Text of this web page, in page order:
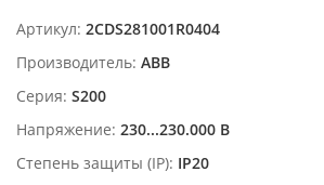
Артикул: 2CDS281001R0404
Производитель: ABB
Серия: S200
Напряжение: 230...230.000 В
Степень защиты (IP): IP20